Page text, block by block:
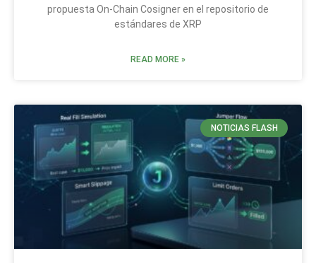
propuesta On-Chain Cosigner en el repositorio de
estándares de XRP
READ MORE »
NOTICIAS FLASH